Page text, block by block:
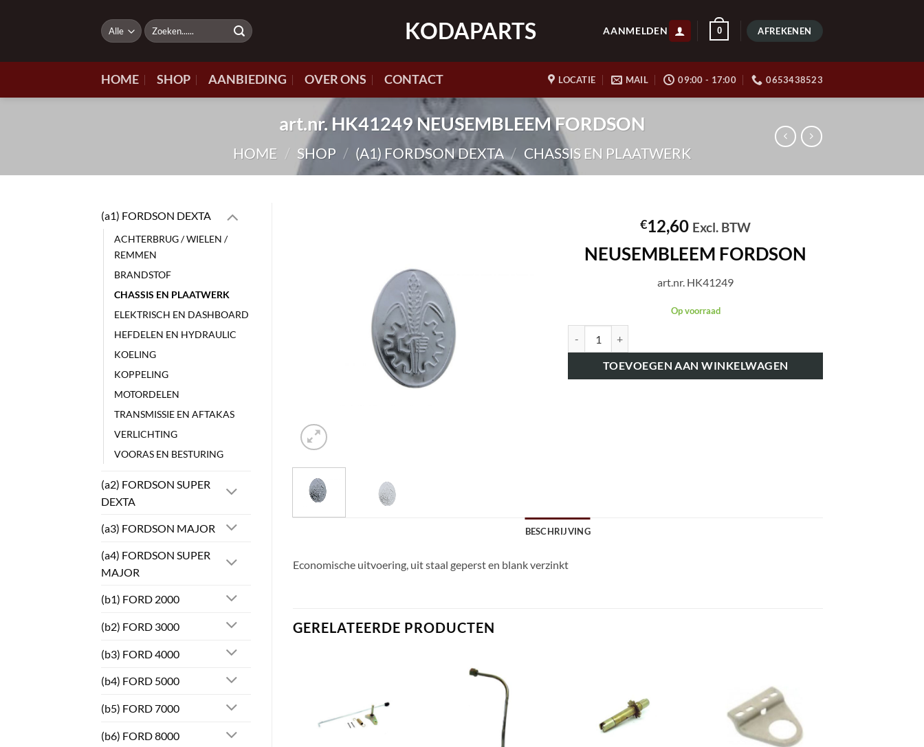
KODAPARTS
Zoeken
naar:
AANMELDEN 0 AFREKENEN
HOME SHOP AANBIEDING OVER ONS CONTACT LOCATIE MAIL 09:00 - 17:00 0653438523
art.nr. HK41249 NEUSEMBLEEM FORDSON
HOME / SHOP / (A1) FORDSON DEXTA / CHASSIS EN PLAATWERK
(a1) FORDSON DEXTA
ACHTERBRUG / WIELEN /
REMMEN
BRANDSTOF
CHASSIS EN PLAATWERK
ELEKTRISCH EN DASHBOARD
HEFDELEN EN HYDRAULIC
KOELING
KOPPELING
MOTORDELEN
TRANSMISSIE EN AFTAKAS
VERLICHTING
VOORAS EN BESTURING
(a2) FORDSON SUPER
DEXTA
(a3) FORDSON MAJOR
(a4) FORDSON SUPER
MAJOR
(b1) FORD 2000
(b2) FORD 3000
(b3) FORD 4000
(b4) FORD 5000
(b5) FORD 7000
(b6) FORD 8000
€12,60 Excl. BTW
NEUSEMBLEEM FORDSON
art.nr. HK41249
Op voorraad
TOEVOEGEN AAN WINKELWAGEN
BESCHRIJVING
Economische uitvoering, uit staal geperst en blank verzinkt
GERELATEERDE PRODUCTEN